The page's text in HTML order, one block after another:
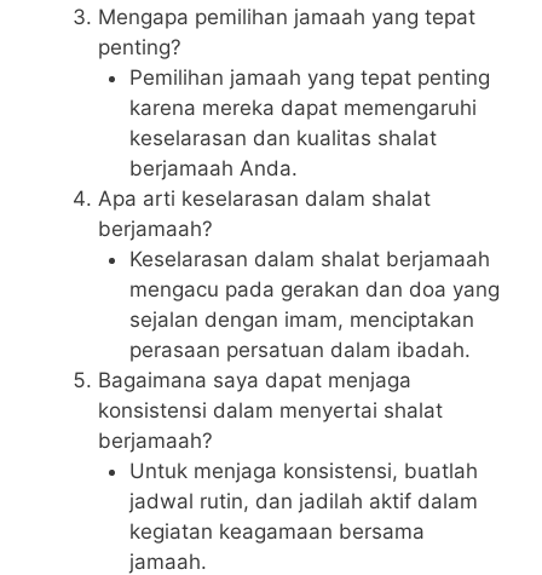
Mengapa pemilihan jamaah yang tepat
penting?
Pemilihan jamaah yang tepat penting
karena mereka dapat memengaruhi
keselarasan dan kualitas shalat
berjamaah Anda.
Apa arti keselarasan dalam shalat
berjamaah?
Keselarasan dalam shalat berjamaah
mengacu pada gerakan dan doa yang
sejalan dengan imam, menciptakan
perasaan persatuan dalam ibadah.
Bagaimana saya dapat menjaga
konsistensi dalam menyertai shalat
berjamaah?
Untuk menjaga konsistensi, buatlah
jadwal rutin, dan jadilah aktif dalam
kegiatan keagamaan bersama
jamaah.